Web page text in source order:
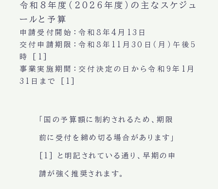
令和8年度（2026年度）の主なスケジュ
ールと予算
申請受付開始 ：令和8年4月13日
交付申請期限 ：令和8年11月30日（月）午後5
時 [1]
事業実施期間 ：交付決定の日から令和9年1月
31日まで [1]
「国の予算額に制約されるため、期限
前に受付を締め切る場合があります」
[1] と明記されている通り、早期の申
請が強く推奨されます。